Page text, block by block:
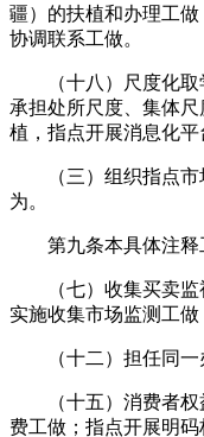
疆）的扶植和办理工
协调联系工做。
（十八）尺度化取学
承担处所尺度、集体
植，指点开展消息化
（三）组织指点市场
为。
第九条本具体注释工
（七）收集买卖监视
实施收集市场监测工
（十二）担任同一办
（十五）消费者权益
费工做；指点开展明